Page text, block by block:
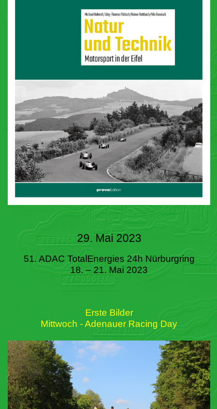
29. Mai 2023
51. ADAC TotalEnergies 24h Nürburgring
18. – 21. Mai 2023
Erste Bilder
Mittwoch - Adenauer Racing Day